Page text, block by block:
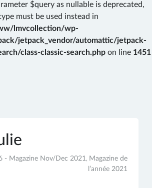
$query as nullable is deprecated,
must be used instead in
lmvcollection/wp-
jetpack_vendor/automattic/jetpack-
class-classic-search.php on line 1451
- Magazine Nov/Dec 2021, Magazine de
l’année 2021